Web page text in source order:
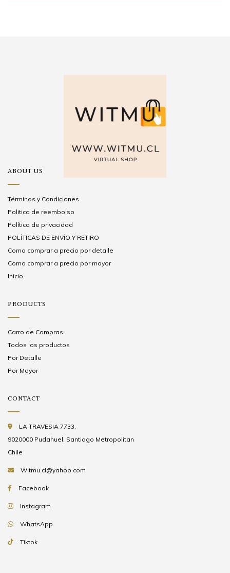
ABOUT US
Términos y Condiciones
Politica de reembolso
Política de privacidad
POLÍTICAS DE ENVÍO Y RETIRO
Como comprar a precio por detalle
Como comprar a precio por mayor
Inicio
PRODUCTS
Carro de Compras
Todos los productos
Por Detalle
Por Mayor
CONTACT
LA TRAVESIA 7733,
9020000 Pudahuel, Santiago Metropolitan
Chile
Witmu.cl@yahoo.com
Facebook
Instagram
WhatsApp
Tiktok